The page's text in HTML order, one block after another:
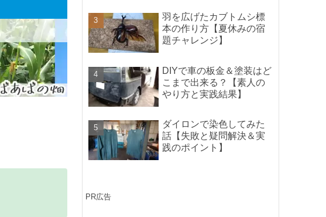
羽を広げたカブトムシ標
本の作り方【夏休みの宿
題チャレンジ】
DIYで車の板金＆塗装はど
こまで出来る？【素人の
やり方と実践結果】
ダイロンで染色してみた
話【失敗と疑問解決＆実
践のポイント】
PR広告